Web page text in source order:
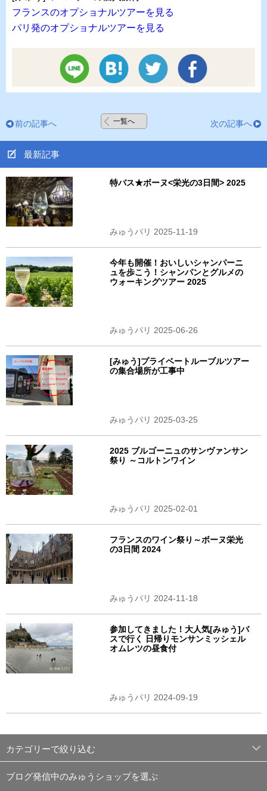
フランスのオプショナルツアーを見る
パリ発のオプショナルツアーを見る
前の記事へ 一覧へ 次の記事へ
最新記事
特バス★ボーヌ<栄光の3日間> 2025
みゅうパリ 2025-11-19
今年も開催！おいしいシャンパーニ
ュを歩こう！シャンパンとグルメの
ウォーキングツアー 2025
みゅうパリ 2025-06-26
[みゅう]プライベートルーブルツアー
の集合場所が工事中
みゅうパリ 2025-03-25
2025 ブルゴーニュのサンヴァンサン
祭り ～コルトンワイン
みゅうパリ 2025-02-01
フランスのワイン祭り～ボーヌ栄光
の3日間 2024
みゅうパリ 2024-11-18
参加してきました！大人気[みゅう]バ
スで行く 日帰りモンサンミッシェル
オムレツの昼食付
みゅうパリ 2024-09-19
カテゴリーで絞り込む
ブログ発信中のみゅうショップを選ぶ